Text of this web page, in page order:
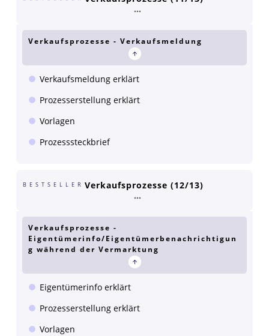
Verkaufsprozesse - Verkaufsmeldung
Verkaufsmeldung erklärt
Prozesserstellung erklärt
Vorlagen
Prozesssteckbrief
BESTSELLER Verkaufsprozesse (12/13)
Verkaufsprozesse -
Eigentümerinfo/Eigentümerbenachrichtigun
g während der Vermarktung
Eigentümerinfo erklärt
Prozesserstellung erklärt
Vorlagen